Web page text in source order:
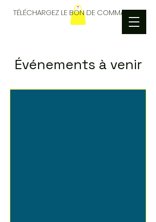
TÉLÉCHARGEZ LE BON DE COMMANDES
Événements à venir